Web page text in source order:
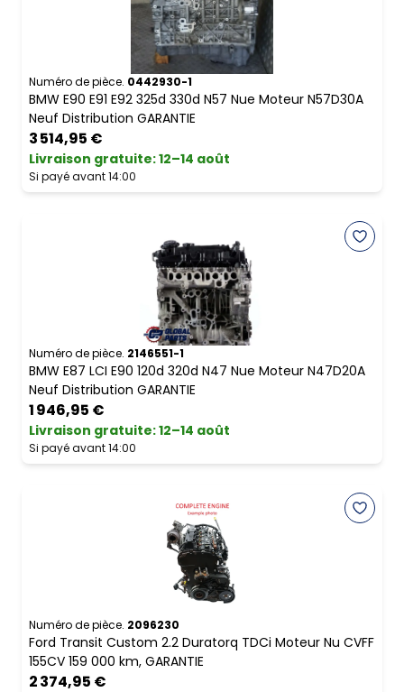
Numéro de pièce. 0442930-1
BMW E90 E91 E92 325d 330d N57 Nue Moteur N57D30A
Neuf Distribution GARANTIE
3 514,95 €
Livraison gratuite:12–14 août
Si payé avant 14:00
Numéro de pièce. 2146551-1
BMW E87 LCI E90 120d 320d N47 Nue Moteur N47D20A
Neuf Distribution GARANTIE
1 946,95 €
Livraison gratuite:12–14 août
Si payé avant 14:00
Numéro de pièce. 2096230
Ford Transit Custom 2.2 Duratorq TDCi Moteur Nu CVFF
155CV 159 000 km, GARANTIE
2 374,95 €